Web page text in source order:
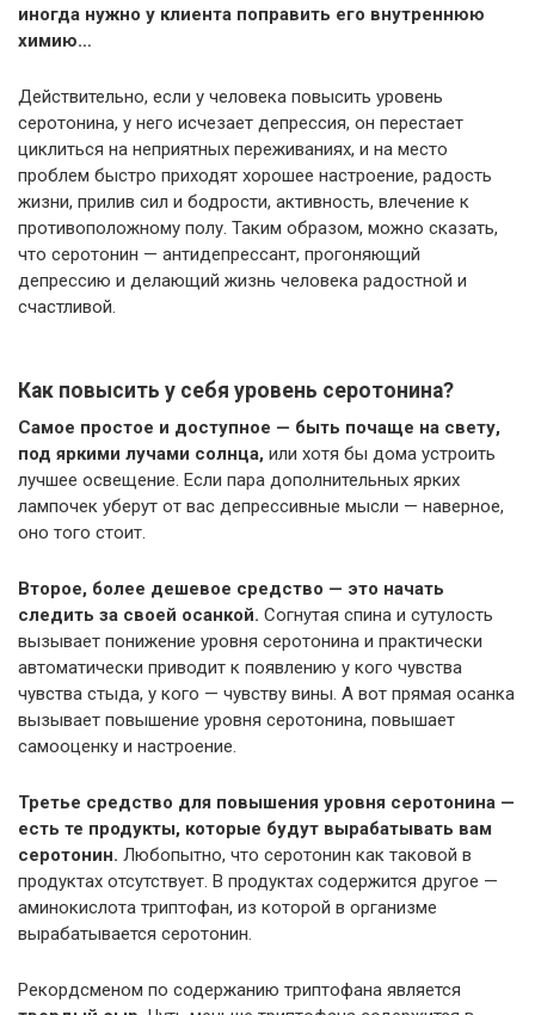
иногда нужно у клиента поправить его внутреннюю
химию…
Действительно, если у человека повысить уровень
серотонина, у него исчезает депрессия, он перестает
циклиться на неприятных переживаниях, и на место
проблем быстро приходят хорошее настроение, радость
жизни, прилив сил и бодрости, активность, влечение к
противоположному полу. Таким образом, можно сказать,
что серотонин — антидепрессант, прогоняющий
депрессию и делающий жизнь человека радостной и
счастливой.
Как повысить у себя уровень серотонина?
Самое простое и доступное — быть почаще на свету,
под яркими лучами солнца, или хотя бы дома устроить
лучшее освещение. Если пара дополнительных ярких
лампочек уберут от вас депрессивные мысли — наверное,
оно того стоит.
Второе, более дешевое средство — это начать
следить за своей осанкой. Согнутая спина и сутулость
вызывает понижение уровня серотонина и практически
автоматически приводит к появлению у кого чувства
чувства стыда, у кого — чувству вины. А вот прямая осанка
вызывает повышение уровня серотонина, повышает
самооценку и настроение.
Третье средство для повышения уровня серотонина —
есть те продукты, которые будут вырабатывать вам
серотонин. Любопытно, что серотонин как таковой в
продуктах отсутствует. В продуктах содержится другое —
аминокислота триптофан, из которой в организме
вырабатывается серотонин.
Рекордсменом по содержанию триптофана является